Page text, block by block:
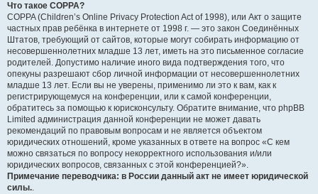
Что такое COPPA?
COPPA (Children’s Online Privacy Protection Act of 1998), или Акт о защите
частных прав ребёнка в интернете от 1998 г. — это закон Соединённых
Штатов, требующий от сайтов, которые могут собирать информацию от
несовершеннолетних младше 13 лет, иметь на это письменное согласие
родителей. Допустимо наличие иного вида подтверждения того, что
опекуны разрешают сбор личной информации от несовершеннолетних
младше 13 лет. Если вы не уверены, применимо ли это к вам, как к
регистрирующемуся на конференции, или к самой конференции,
обратитесь за помощью к юрисконсульту. Обратите внимание, что phpBB
Limited администрация данной конференции не может давать
рекомендаций по правовым вопросам и не является объектом
юридических отношений, кроме указанных в ответе на вопрос «С кем
можно связаться по вопросу некорректного использования и/или
юридических вопросов, связанных с этой конференцией?».
Примечание переводчика: в России данный акт не имеет юридической
силы..